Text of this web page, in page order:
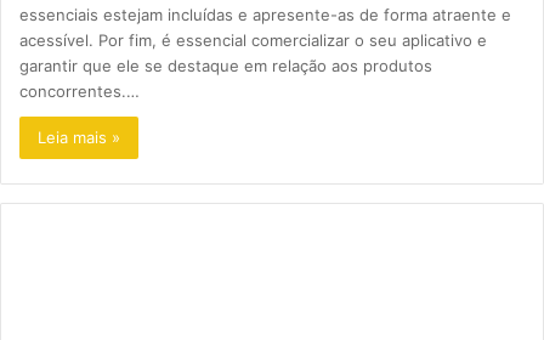
essenciais estejam incluídas e apresente-as de forma atraente e
acessível. Por fim, é essencial comercializar o seu aplicativo e
garantir que ele se destaque em relação aos produtos
concorrentes.…
Leia mais »